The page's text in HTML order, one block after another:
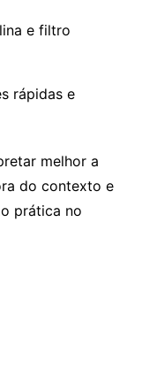
e filtro
rápidas e
melhor a
do contexto e
prática no